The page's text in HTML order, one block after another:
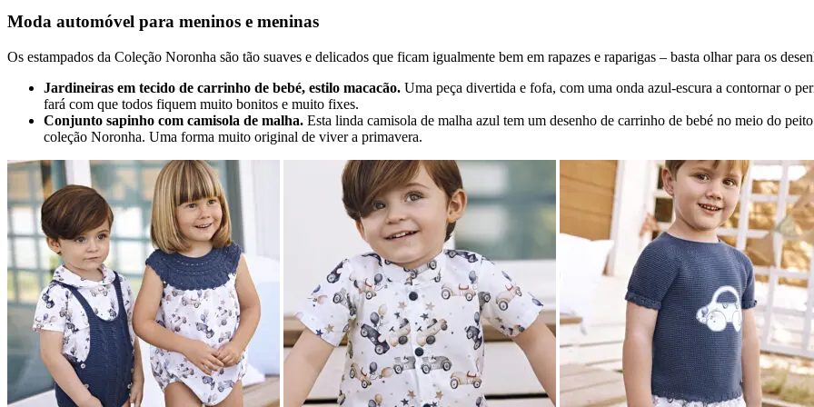
Moda automóvel para meninos e meninas
Os estampados da Coleção Noronha são tão suaves e delicados que ficam igualmente bem em rapazes e raparigas – basta olhar para os
Jardineiras em tecido de carrinho de bebé, estilo macacão. Uma peça divertida e fofa, com uma onda azul-escura a contornar o
fará com que todos fiquem muito bonitos e muito fixes.
Conjunto sapinho com camisola de malha. Esta linda camisola de malha azul tem um desenho de carrinho de bebé no meio do
coleção Noronha. Uma forma muito original de viver a primavera.